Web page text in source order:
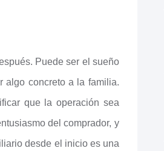
Puede ser el sueño
algo concreto a la familia.
que la operación sea
del comprador, y
desde el inicio es una